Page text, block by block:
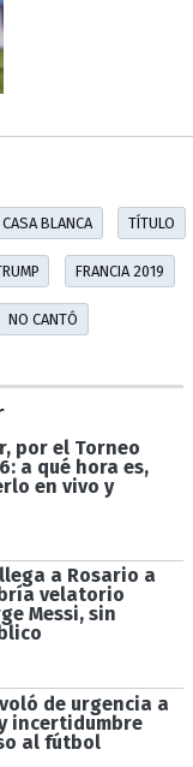
CASA BLANCA TÍTULO
FRANCIA 2019
NO CANTÓ
por el Torneo
a qué hora es,
en vivo y
a Rosario a
velatorio
Messi, sin
de urgencia a
incertidumbre
al fútbol